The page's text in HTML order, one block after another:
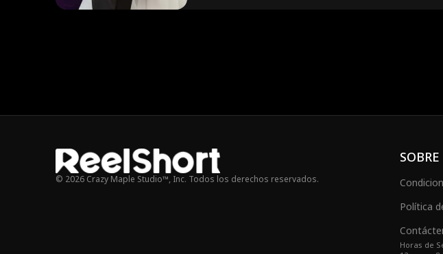
© 2026 Crazy Maple Studio™, Inc. Todos los derechos reservados.
SOBRE
Política
Horas de